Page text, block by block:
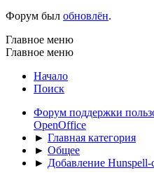
Форум был обновлён.
Главное меню
Главное меню
Начало
Поиск
Форум поддержки
OpenOffice
► Главная категория
► Общее
► Добавление Hunspell-